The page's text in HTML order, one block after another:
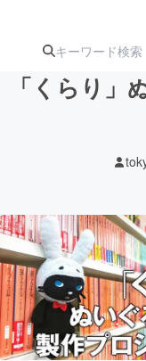
ジ
アート・
テクノロ
映像・映
「くらり」